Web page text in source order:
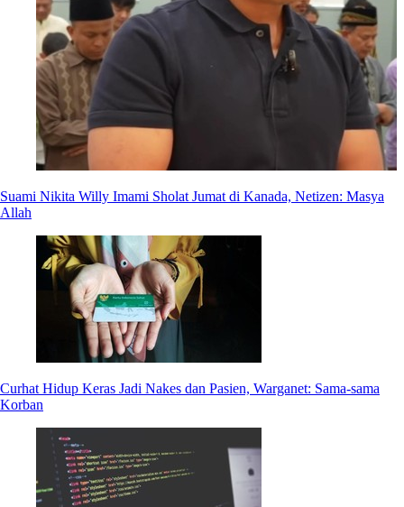
Suami Nikita Willy Imami Sholat Jumat di Kanada, Netizen: Masya
Allah
Curhat Hidup Keras Jadi Nakes dan Pasien, Warganet: Sama-sama
Korban